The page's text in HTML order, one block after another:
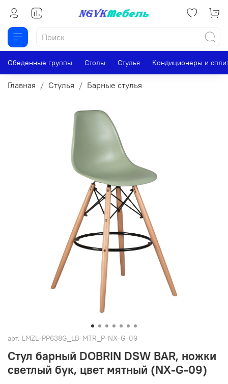
Обеденные группы Столы Стулья Кондиционеры и
Главная Стулья Барные стулья
арт. LMZL-PP638G_LB-MTR_P-NX-G-09
Стул барный DOBRIN DSW BAR, ножки
светлый бук, цвет мятный (NX-G-09)